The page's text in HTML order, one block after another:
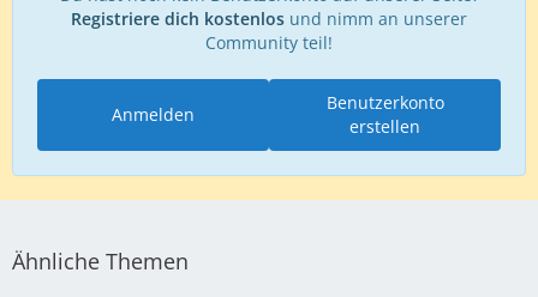
Registriere dich kostenlos und nimm an unserer
Community teil!
Benutzerkonto
erstellen
Anmelden
Ähnliche Themen